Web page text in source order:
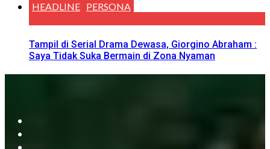
HEADLINE PERSONA
Tampil di Serial Drama Dewasa, Giorgino Abraham :
Saya Tidak Suka Bermain di Zona Nyaman